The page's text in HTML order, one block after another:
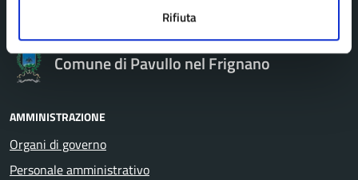
Rifiuta
Comune di Pavullo nel Frignano
AMMINISTRAZIONE
Organi di governo
Personale amministrativo